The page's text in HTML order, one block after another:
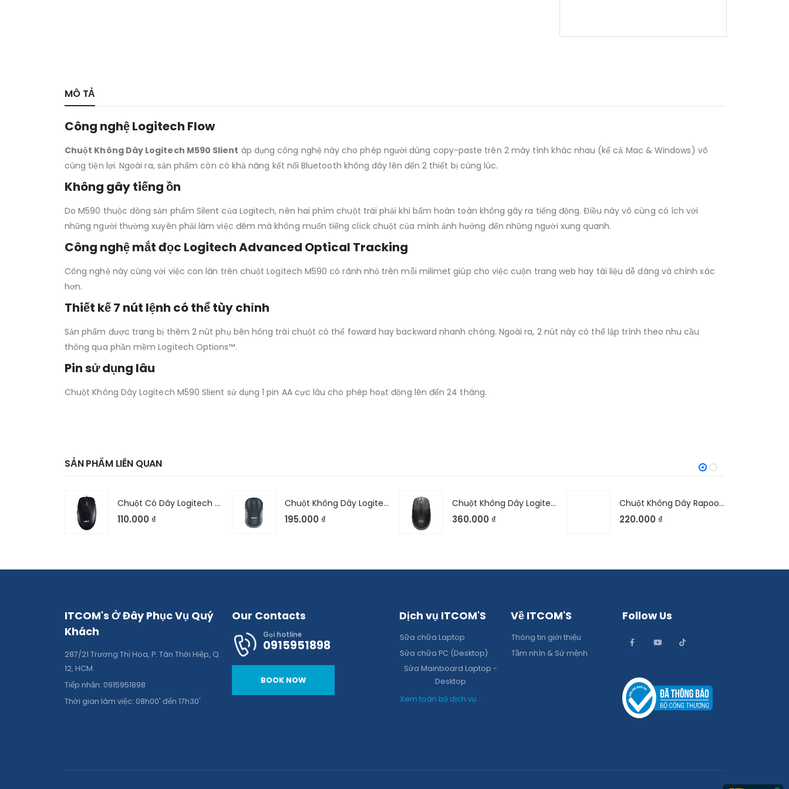
MÔ TẢ
Công nghệ Logitech Flow
Chuột Không Dây Logitech M590 Slient áp dụng công nghệ này cho phép người dùng copy-paste trên 2 máy tính khác nhau (kể cả Mac & Windows) vô
cùng tiện lợi. Ngoài ra, sản phẩm còn có khả năng kết nối Bluetooth không dây lên đến 2 thiết bị cùng lúc.
Không gây tiếng ồn
Do M590 thuộc dòng sản phẩm Silent của Logitech, nên hai phím chuột trái phải khi bấm hoàn toàn không gây ra tiếng động. Điều này vô cùng có ích với
những người thường xuyên phải làm việc đêm mà không muốn tiếng click chuột của mình ảnh hưởng đến những người xung quanh.
Công nghệ mắt đọc Logitech Advanced Optical Tracking
Công nghệ này cùng với việc con lăn trên chuột Logitech M590 có rãnh nhỏ trên mỗi milimet giúp cho việc cuộn trang web hay tài liệu dễ dàng và chính xác
hơn.
Thiết kế 7 nút lệnh có thể tùy chỉnh
Sản phẩm được trang bị thêm 2 nút phụ bên hông trái chuột có thể foward hay backward nhanh chóng. Ngoài ra, 2 nút này có thể lập trình theo nhu cầu
thông qua phần mềm Logitech Options™.
Pin sử dụng lâu
Chuột Không Dây Logitech M590 Slient sử dụng 1 pin AA cực lâu cho phép hoạt động lên đến 24 tháng.
SẢN PHẨM LIÊN QUAN
Chuột Có Dây Logitech B100
110.000 ₫
Chuột Không Dây Logitech M185
195.000 ₫
Chuột Không Dây Logitech M190
360.000 ₫
Chuột Không Dây Rapoo M100G Silent
220.000 ₫
ITCOM's Ở Đây Phục Vụ Quý
Khách
287/21 Trương Thị Hoa, P. Tân Thới Hiệp, Q.
12, HCM.
Tiếp nhận: 0915951898
Thời gian làm việc: 08h00' đến 17h30'
Our Contacts
Gọi hotline
0915951898
BOOK NOW
Dịch vụ ITCOM'S
Sữa chữa Laptop
Sửa chữa PC (Desktop)
Sửa Mainboard Laptop -
Desktop
Xem toàn bộ dịch vụ...
Về ITCOM'S
Thông tin giới thiệu
Tầm nhìn & Sứ mệnh
Follow Us